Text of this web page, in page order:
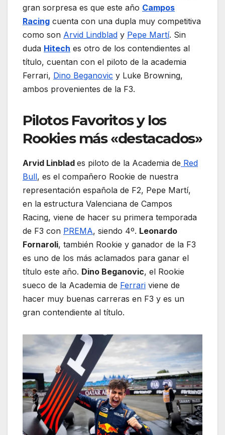
gran sorpresa es que este año Campos
Racing cuenta con una dupla muy competitiva
como son Arvid Lindblad y Pepe Martí. Sin
duda Hitech es otro de los contendientes al
título, cuentan con el piloto de la academia
Ferrari, Dino Beganovic y Luke Browning,
ambos provenientes de la F3.
Pilotos Favoritos y los
Rookies más «destacados»
Arvid Linblad es piloto de la Academia de Red
Bull, es el compañero Rookie de nuestra
representación española de F2, Pepe Martí,
en la estructura Valenciana de Campos
Racing, viene de hacer su primera temporada
de F3 con PREMA, siendo 4º. Leonardo
Fornaroli, también Rookie y ganador de la F3
es uno de los más aclamados para ganar el
título este año. Dino Beganovic, el Rookie
sueco de la Academia de Ferrari viene de
hacer muy buenas carreras en F3 y es un
gran contendiente al título.